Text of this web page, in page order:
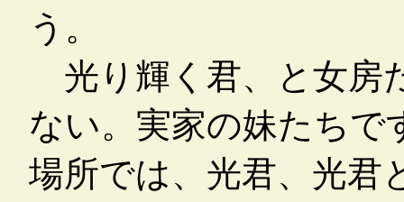
う。
光り輝く君、と女房
ない。実家の妹たち
場所では、光君、光君